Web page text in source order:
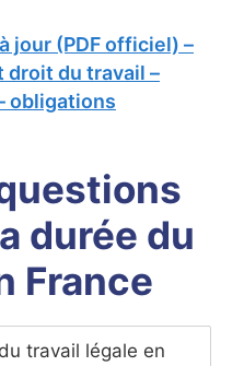
jour (PDF officiel) –
du travail –
obligations
durée du
France
travail légale en